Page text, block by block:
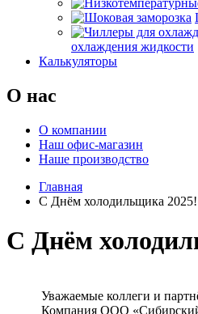
охлаждения жидкости
Калькуляторы
О нас
О компании
Наш офис-магазин
Наше производство
Главная
С Днём холодильщика 2025!
С Днём
Уважаемые коллеги и
Компания ООО